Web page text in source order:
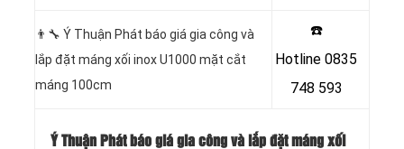
👨‍🔧 Ý Thuận Phát báo giá gia công và
lắp đặt máng xối inox U1000 mặt cắt
máng 100cm
☎️
Hotline 0835
748 593
Ý Thuận Phát báo giá gia công và lắp đặt máng xối